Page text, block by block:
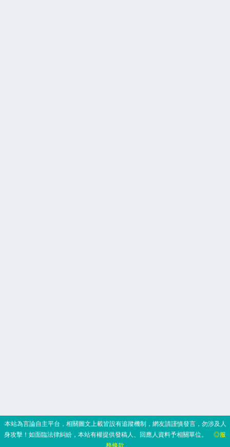
‧本站為言論自主平台，相關圖文上載皆設有追蹤機制，網友請謹慎發言，勿涉及人
身攻擊！如面臨法律糾紛，本站有權提供發稿人、回應人資料予相關單位。 ◎服
務條款